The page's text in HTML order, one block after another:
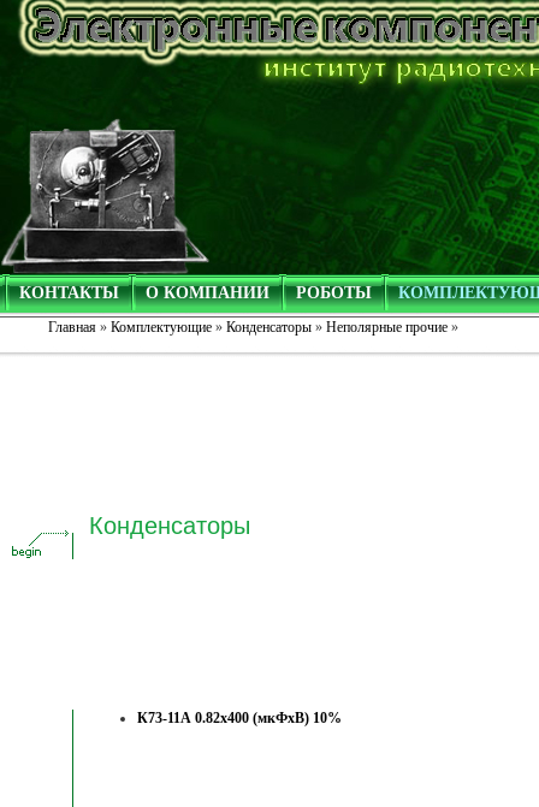
КОНТАКТЫ О КОМПАНИИ РОБОТЫ
Главная » Комплектующие » Конденсаторы » Неполярные прочие »
Конденсаторы
К73-11А 0.82х400 (мкФхВ) 10%